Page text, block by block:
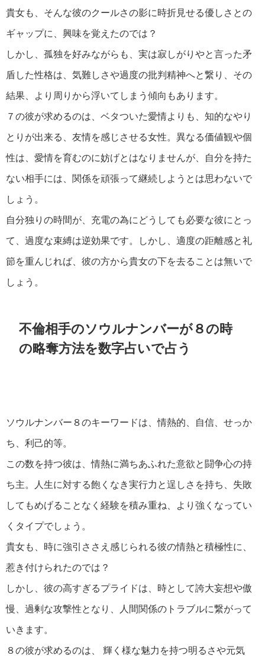
貴女も、そんな彼のクールさの影に時折見せる優しさとの
ギャップに、興味を覚えたのでは？
しかし、孤独を好みながらも、実は寂しがりやと言った矛
盾した性格は、気難しさや過度の批判精神へと繋り、その
結果、より周りから浮いてしまう傾向もあります。
７の彼が求めるのは、ベタついた愛情よりも、知的なやり
とりが出来る、友情を感じさせる女性。異なる価値観や個
性は、愛情を育むのに妨げとはなりませんが、自分を持た
ない相手には、関係を頑張って継続しようとは思わないで
しょう。
自分独りの時間が、充電の為にどうしても必要な彼にとっ
て、過度な束縛は逆効果です。しかし、適度の距離感と礼
節を重んじれば、彼の方から貴女の下を去ることは無いで
しょう。
不倫相手のソウルナンバーが８の時
の略奪方法を数字占いで占う
ソウルナンバー８のキーワードは、情熱的、自信、せっか
ち、利己的等。
この数を持つ彼は、情熱に満ちあふれた意欲と闘争心の持
ち主。人生に対する飽くなき実行力と逞しさを持ち、失敗
してもめげることなく経験を積み重ね、より強くなってい
くタイプでしょう。
貴女も、時に強引ささえ感じられる彼の情熱と積極性に、
惹き付けられたのでは？
しかし、彼の高すぎるプライドは、時として誇大妄想や傲
慢、過剰な攻撃性となり、人間関係のトラブルに繋がって
いきます。
８の彼が求めるのは、 輝く様な魅力を持つ明るさや元気